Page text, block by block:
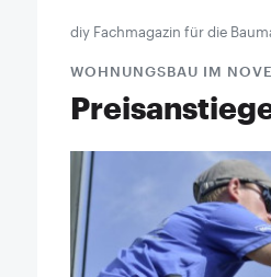
diy Fachmagazin für die
WOHNUNGSBAU IM